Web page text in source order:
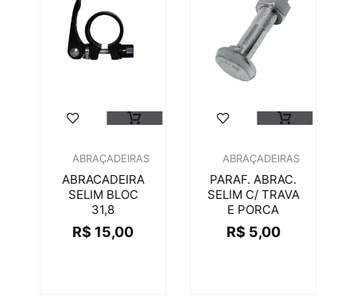
ABRAÇADEIRAS
ABRACADEIRA
SELIM BLOC
31,8
R$ 15,00
ABRAÇADEIRAS
PARAF. ABRAC.
SELIM C/ TRAVA
E PORCA
R$ 5,00